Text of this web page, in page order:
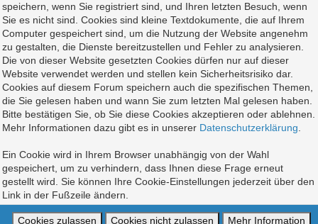
speichern, wenn Sie registriert sind, und Ihren letzten Besuch, wenn
Sie es nicht sind. Cookies sind kleine Textdokumente, die auf Ihrem
Computer gespeichert sind, um die Nutzung der Website angenehm
zu gestalten, die Dienste bereitzustellen und Fehler zu analysieren.
Die von dieser Website gesetzten Cookies dürfen nur auf dieser
Website verwendet werden und stellen kein Sicherheitsrisiko dar.
Cookies auf diesem Forum speichern auch die spezifischen Themen,
die Sie gelesen haben und wann Sie zum letzten Mal gelesen haben.
Bitte bestätigen Sie, ob Sie diese Cookies akzeptieren oder ablehnen.
Mehr Informationen dazu gibt es in unserer Datenschutzerklärung
Ein Cookie wird in Ihrem Browser unabhängig von der Wahl
gespeichert, um zu verhindern, dass Ihnen diese Frage erneut
gestellt wird. Sie können Ihre Cookie-Einstellungen jederzeit über den
Link in der Fußzeile ändern.